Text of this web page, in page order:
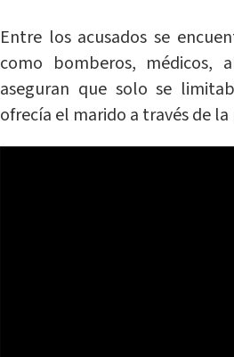
Entre los acusados se
como bomberos, médicos,
aseguran que solo se
ofrecía el marido a través de